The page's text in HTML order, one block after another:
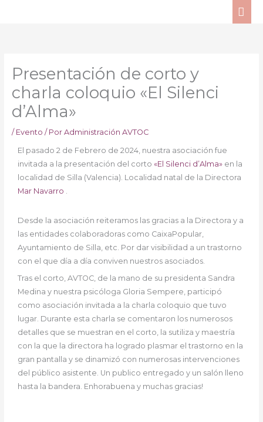
Presentación de corto y
charla coloquio «El Silenci
d’Alma»
/ Evento / Por Administración AVTOC
El pasado 2 de Febrero de 2024, nuestra asociación fue
invitada a la presentación del corto «El Silenci d’Alma»en la
localidad de Silla (Valencia). Localidad natal de la Directora
Mar Navarro .
Desde la asociación reiteramos las gracias a la Directora y a
las entidades colaboradoras como CaixaPopular,
Ayuntamiento de Silla, etc. Por dar visibilidad a un trastorno
con el que día a día conviven nuestros asociados.
Tras el corto, AVTOC, de la mano de su presidenta Sandra
Medina y nuestra psicóloga Gloria Sempere, participó
como asociación invitada a la charla coloquio que tuvo
lugar. Durante esta charla se comentaron los numerosos
detalles que se muestran en el corto, la sutiliza y maestría
con la que la directora ha logrado plasmar el trastorno en la
gran pantalla y se dinamizó con numerosas intervenciones
del público asistente. Un publico entregado y un salón lleno
hasta la bandera. Enhorabuena y muchas gracias!